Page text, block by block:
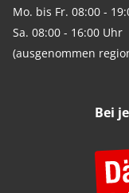
Mo. bis Fr. 08:00 -
Sa. 08:00 - 16:00 Uhr
(ausgenommen
Bei